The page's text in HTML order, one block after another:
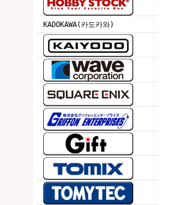
KADOKAWA(카도카와)